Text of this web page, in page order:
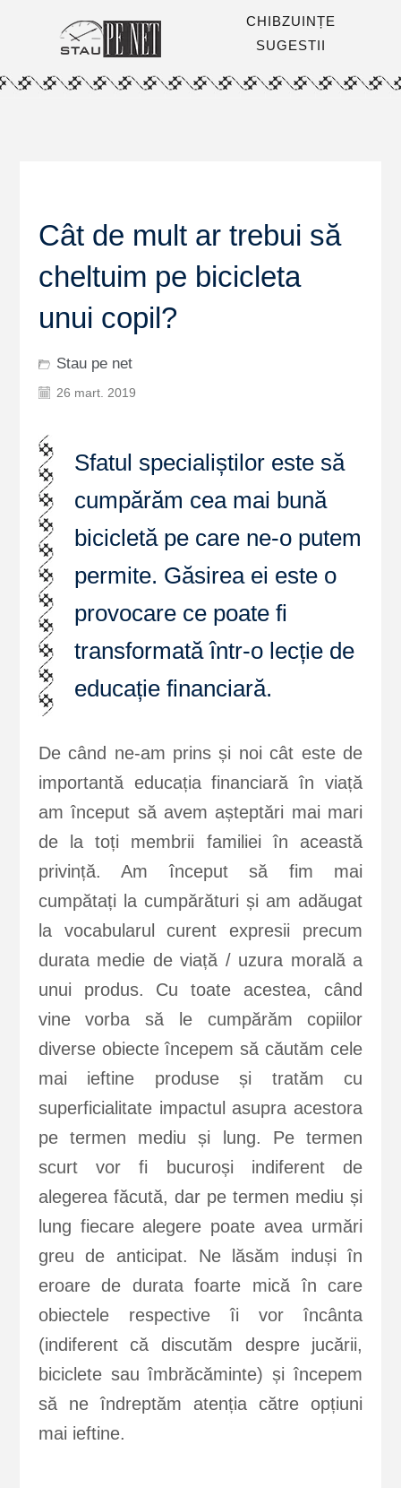
CHIBZUINȚE
SUGESTII
Cât de mult ar trebui să
cheltuim pe bicicleta
unui copil?
Stau pe net
26 mart. 2019
Sfatul specialiștilor este să
cumpărăm cea mai bună
bicicletă pe care ne-o putem
permite. Găsirea ei este o
provocare ce poate fi
transformată într-o lecție de
educație financiară.
De când ne-am prins și noi cât este de
importantă educația financiară în viață
am început să avem așteptări mai mari
de la toți membrii familiei în această
privință. Am început să fim mai
cumpătați la cumpărături și am adăugat
la vocabularul curent expresii precum
durata medie de viață / uzura morală a
unui produs. Cu toate acestea, când
vine vorba să le cumpărăm copiilor
diverse obiecte începem să căutăm cele
mai ieftine produse și tratăm cu
superficialitate impactul asupra acestora
pe termen mediu și lung. Pe termen
scurt vor fi bucuroși indiferent de
alegerea făcută, dar pe termen mediu și
lung fiecare alegere poate avea urmări
greu de anticipat. Ne lăsăm induși în
eroare de durata foarte mică în care
obiectele respective îi vor încânta
(indiferent că discutăm despre jucării,
biciclete sau îmbrăcăminte) și începem
să ne îndreptăm atenția către opțiuni
mai ieftine.